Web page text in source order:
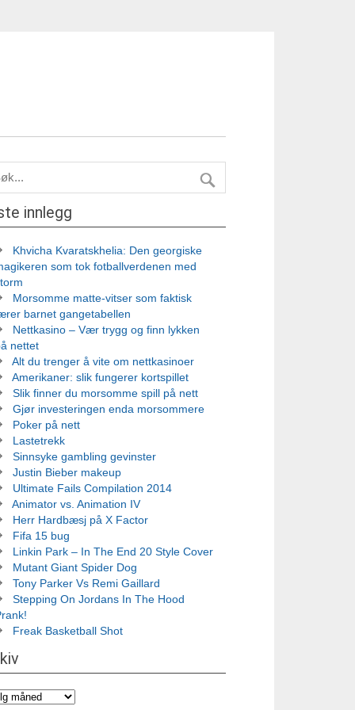
innlegg
Khvicha Kvaratskhelia: Den georgiske
som tok fotballverdenen med
Morsomme matte-vitser som faktisk
barnet gangetabellen
Nettkasino – Vær trygg og finn lykken
nettet
Alt du trenger å vite om nettkasinoer
Amerikaner: slik fungerer kortspillet
Slik finner du morsomme spill på nett
Gjør investeringen enda morsommere
Poker på nett
Lastetrekk
Sinnsyke gambling gevinster
Justin Bieber makeup
Ultimate Fails Compilation 2014
Animator vs. Animation IV
Herr Hardbæsj på X Factor
Fifa 15 bug
Linkin Park – In The End 20 Style Cover
Mutant Giant Spider Dog
Tony Parker Vs Remi Gaillard
Stepping On Jordans In The Hood
Freak Basketball Shot